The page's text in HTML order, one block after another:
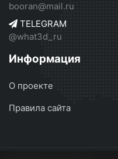
booran@mail.ru
TELEGRAM
@what3d_ru
Информация
О проекте
Правила сайта